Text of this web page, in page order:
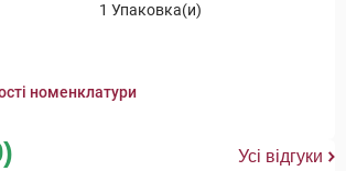
1 Упаковка(и)
номенклатури
Усі відгуки